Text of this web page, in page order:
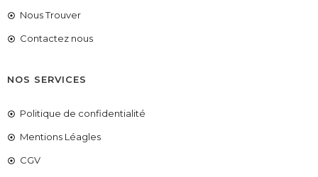
Nous Trouver
Contactez nous
NOS SERVICES
Politique de confidentialité
Mentions Léagles
CGV